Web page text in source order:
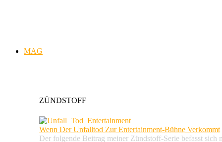
MAG
ZÜNDSTOFF
Wenn Der Unfalltod Zur Entertainment-Bühne Verkommt
Der folgende Beitrag meiner Zündstoff-Serie befasst